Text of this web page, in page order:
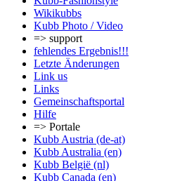
Wikikubbs
Kubb Photo / Video
=> support
fehlendes Ergebnis!!!
Letzte Änderungen
Link us
Links
Gemeinschafts­portal
Hilfe
=> Portale
Kubb Austria (de-at)
Kubb Australia (en)
Kubb België (nl)
Kubb Canada (en)